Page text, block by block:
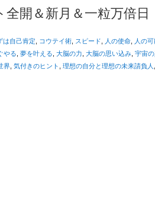
全開＆新月＆一粒万倍日
は自己肯定 コウテイ術 スピード 人の使命 人の
やる 夢を叶える 大脳の力 大脳の思い込み 宇宙
界 気付きのヒント 理想の自分と理想の未来請負人